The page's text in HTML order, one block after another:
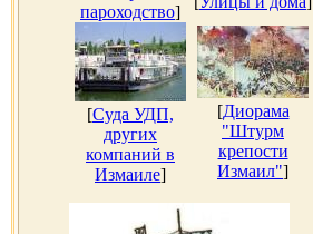
пароходство]
[Суда УДП,
других
компаний в
Измаиле]
[Диорама
"Штурм
крепости
Измаил"]